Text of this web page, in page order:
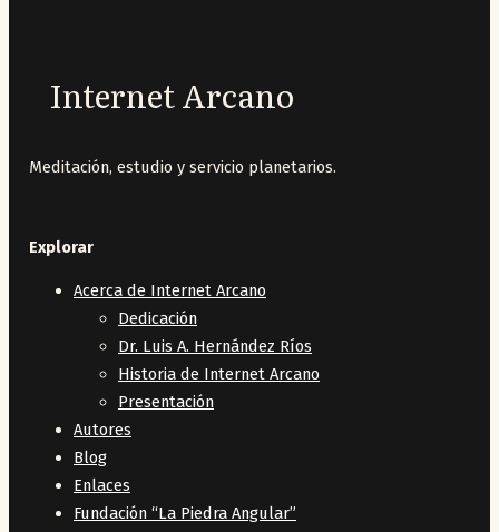
Internet Arcano
Meditación, estudio y servicio planetarios.
Explorar
Acerca de Internet Arcano
Dedicación
Dr. Luis A. Hernández Ríos
Historia de Internet Arcano
Presentación
Autores
Blog
Enlaces
Fundación “La Piedra Angular”